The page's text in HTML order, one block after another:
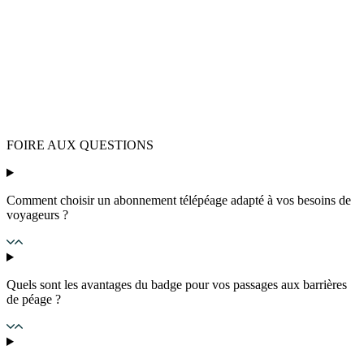
FOIRE AUX QUESTIONS
Comment choisir un abonnement télépéage adapté à vos besoins de
voyageurs ?
Quels sont les avantages du badge pour vos passages aux barrières
de péage ?